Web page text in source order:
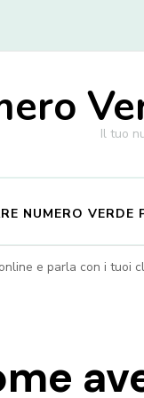
Il tuo
NUMERO VERDE
e parla con i tuoi